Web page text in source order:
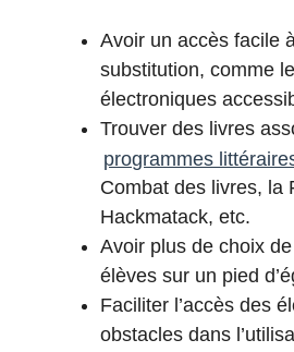
Avoir un accès facile
substitution, comme
électroniques
Trouver des livres
programmes
Combat des livres, la
Hackmatack, etc.
Avoir plus de choix
élèves sur un pied
Faciliter l’accès des
obstacles dans